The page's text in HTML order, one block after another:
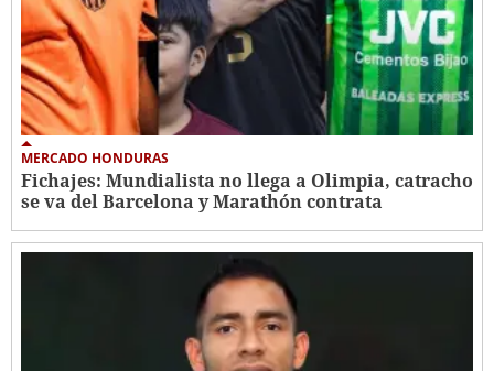
MERCADO HONDURAS
Fichajes: Mundialista no llega a Olimpia, catracho
se va del Barcelona y Marathón contrata